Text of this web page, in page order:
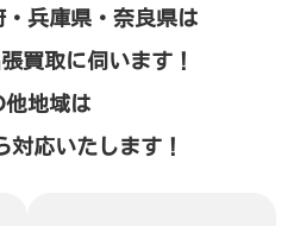
兵庫県・奈良県は
買取に伺います！
他地域は
対応いたします！